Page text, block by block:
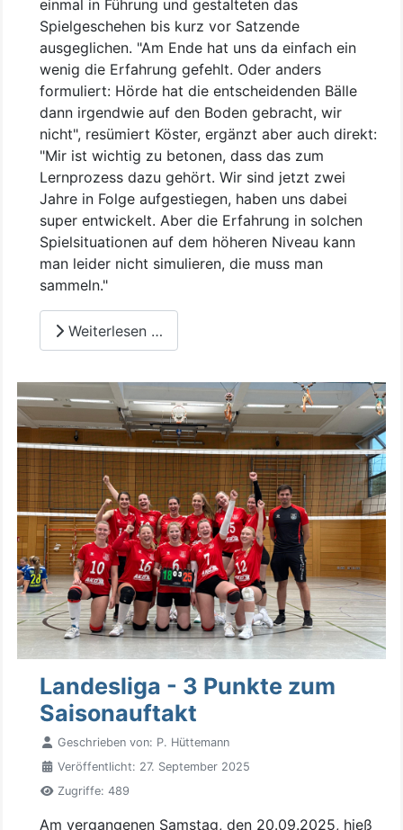
einmal in Führung und gestalteten das
Spielgeschehen bis kurz vor Satzende
ausgeglichen. "Am Ende hat uns da einfach ein
wenig die Erfahrung gefehlt. Oder anders
formuliert: Hörde hat die entscheidenden Bälle
dann irgendwie auf den Boden gebracht, wir
nicht", resümiert Köster, ergänzt aber auch direkt:
"Mir ist wichtig zu betonen, dass das zum
Lernprozess dazu gehört. Wir sind jetzt zwei
Jahre in Folge aufgestiegen, haben uns dabei
super entwickelt. Aber die Erfahrung in solchen
Spielsituationen auf dem höheren Niveau kann
man leider nicht simulieren, die muss man
sammeln."
Weiterlesen …
Landesliga - 3 Punkte zum
Saisonauftakt
Geschrieben von: P. Hüttemann
Veröffentlicht: 27. September 2025
Zugriffe: 489
Am vergangenen Samstag, den 20.09.2025, hieß